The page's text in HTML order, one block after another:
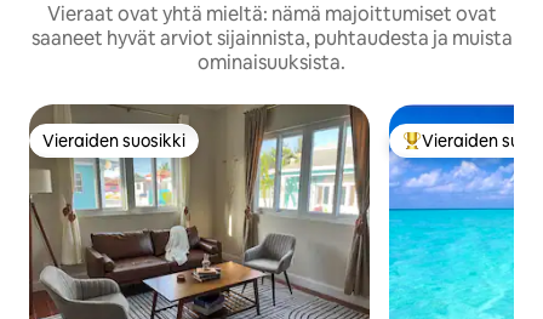
Vieraat ovat yhtä mieltä: nämä majoittumiset ovat
saaneet hyvät arviot sijainnista, puhtaudesta ja muista
ominaisuuksista.
Vieraiden suosikki
Vieraiden suosikki Vieraiden
Vieraiden